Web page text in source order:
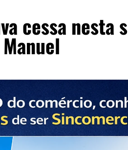
cessa nesta